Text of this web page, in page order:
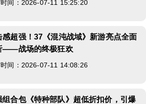
时间：2026-07-11 15:25:20
感超强！37《混沌战域》新游亮点全面
——战场的终极狂欢
时间：2026-07-11 14:08:26
组合包《特种部队》超低折扣价，引爆